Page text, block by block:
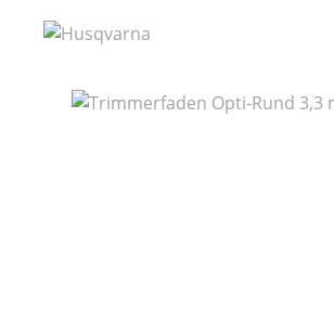
Bildergalerie überspringen